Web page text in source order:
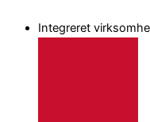
Integreret